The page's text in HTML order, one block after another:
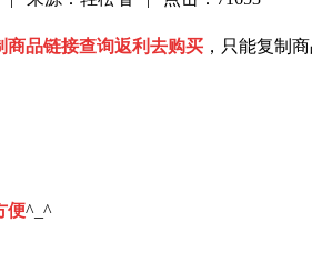
商品链接查询返利去购买 ，只能复制
便^_^